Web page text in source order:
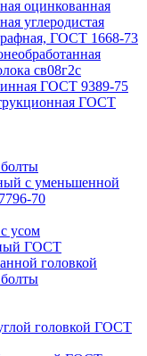
оцинкованная
углеродистая
ГОСТ 1668-73
св08г2с
ГОСТ 9389-75
ГОСТ
с уменьшенной
70
усом
ГОСТ
головкой
головкой ГОСТ